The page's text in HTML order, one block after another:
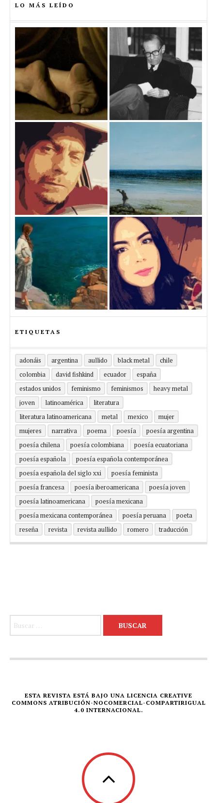
LO MÁS LEÍDO
ETIQUETAS
adonáis argentina aullido black metal
chile
colombia
david fishkind ecuador
españa
estados unidos
feminismo feminismos
heavy metal
joven
latinoamérica
literatura
literatura latinoamericana
metal mexico
mujer
mujeres
narrativa poema poesía
poesía argentina
poesía chilena
poesía colombiana
poesía ecuatoriana
poesía española
poesía española contemporánea
poesía española del siglo xxi
poesía feminista
poesía francesa
poesía iberoamericana
poesía joven
poesía latinoamericana
poesía mexicana
poesía mexicana contemporánea
poesía peruana
poeta
reseña
revista revista aullido romero traducción
ESTA REVISTA ESTÁ BAJO UNA LICENCIA CREATIVE
COMMONS ATRIBUCIÓN-NOCOMERCIAL-COMPARTIRIGUAL
4.0 INTERNACIONAL.